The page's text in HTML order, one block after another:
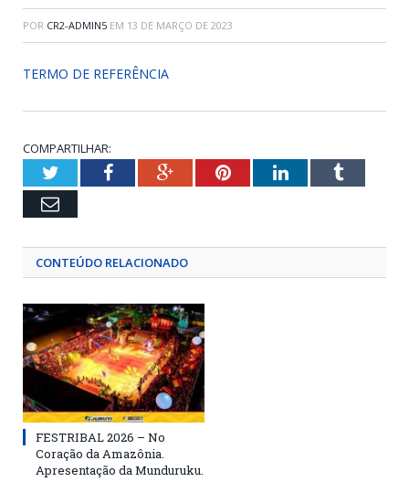
POR CR2-ADMIN5 EM 13 DE MARÇO DE 2023
TERMO DE REFERÊNCIA
COMPARTILHAR:
TwitterFacebookGoogle+PinterestLinkedInTumblr
Email
CONTEÚDO RELACIONADO
FESTRIBAL 2026 – No
Coração da Amazônia.
Apresentação da Munduruku.